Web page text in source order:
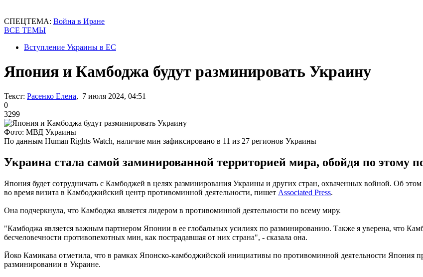
СПЕЦТЕМА: Война в Иране
ВСЕ ТЕМЫ
Вступление Украины в ЕС
Япония и Камбоджа будут разминировать Украину
Текст: Расенко Елена, 7 июля 2024, 04:51
0
3299
Фото: МВД Украины
По данным Human Rights Watch, наличие мин зафиксировано в 11 из 27 регионов Украины
Украина стала самой заминированной территорией мира, обойдя по этому
Япония будет сотрудничать с Камбоджей в целях разминирования Украины и других стран, охваченных войной. Об
во время визита в Камбоджийский центр противоминной деятельности, пишет Associated Press.
Она подчеркнула, что Камбоджа является лидером в противоминной деятельности по всему миру.
"Камбоджа является важным партнером Японии в ее глобальных усилиях по разминированию. Также я уверена, что
бесчеловечности противопехотных мин, как пострадавшая от них страна", - сказала она.
Йоко Камикава отметила, что в рамках Японско-камбоджийской инициативы по противоминной деятельности Япония
разминировании в Украине.